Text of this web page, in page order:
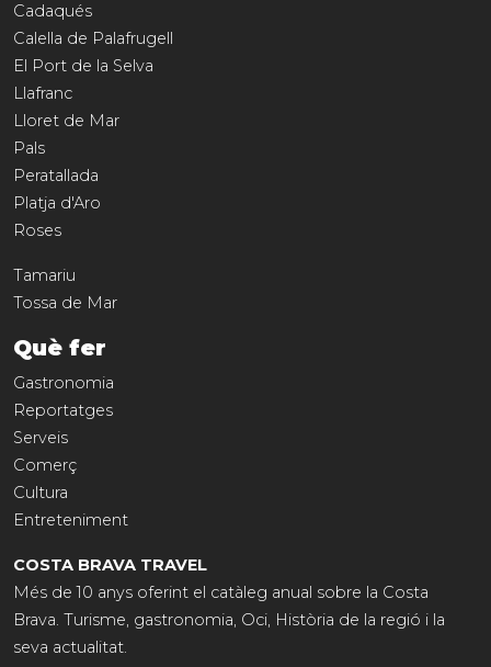
Cadaqués
Calella de Palafrugell
El Port de la Selva
Llafranc
Lloret de Mar
Pals
Peratallada
Platja d'Aro
Roses
Tamariu
Tossa de Mar
Què fer
Gastronomia
Reportatges
Serveis
Comerç
Cultura
Entreteniment
COSTA BRAVA TRAVEL
Més de 10 anys oferint el catàleg anual sobre la Costa
Brava. Turisme, gastronomia, Oci, Història de la regió i la
seva actualitat.